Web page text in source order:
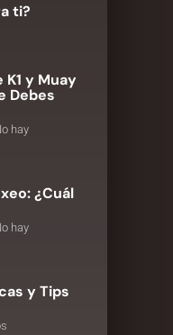
ti?
y Muay
Debes
hay
¿Cuál
hay
y Tips